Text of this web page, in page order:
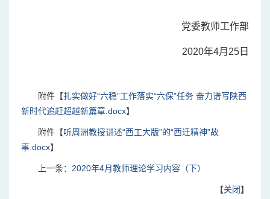
党委教师工作部
2020年4月25日
附件【扎实做好“六稳”工作落实“六保”任务 奋力谱写陕西
新时代追赶超越新篇章.docx】
附件【听周洲教授讲述“西工大版”的“西迁精神”故
事.docx】
上一条： 2020年4月教师理论学习内容（下）
【关闭】